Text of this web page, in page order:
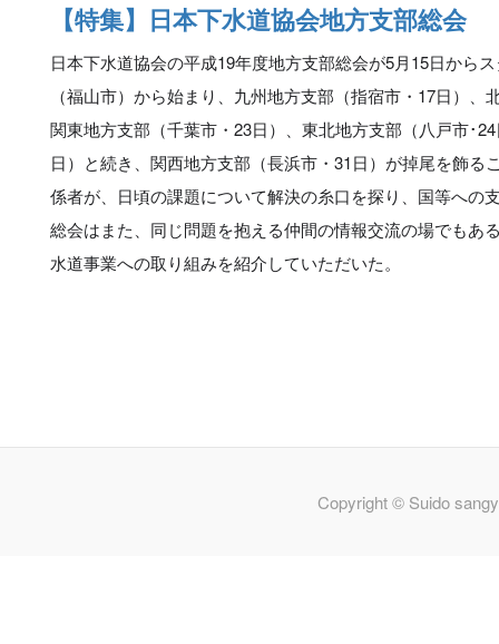
【特集】日本下水道協会地方支部総会
日本下水道協会の平成19年度地方支部総会が5月15日から
（福山市）から始まり、九州地方支部（指宿市・17日）
関東地方支部（千葉市・23日）、東北地方支部（八戸市･
日）と続き、関西地方支部（長浜市・31日）が掉尾を飾る
係者が、日頃の課題について解決の糸口を探り、国等への
総会はまた、同じ問題を抱える仲間の情報交流の場でもあ
水道事業への取り組みを紹介していただいた。
Copyright © Suido